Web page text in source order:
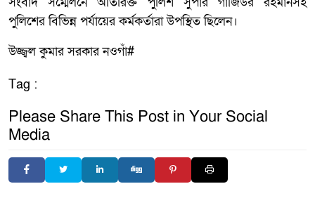
পুলিশের বিভিন্ন পর্যায়ের কর্মকর্তারা উপস্থিত ছিলেন।
উজ্জ্বল কুমার সরকার নওগাঁ#
Tag :
Please Share This Post in Your Social
Media